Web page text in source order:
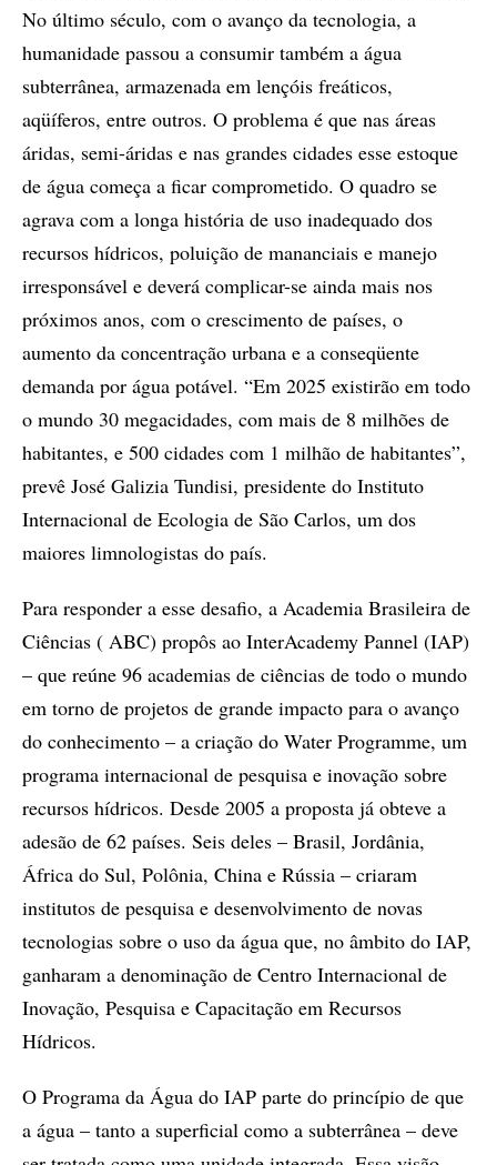
No último século, com o avanço da tecnologia, a
humanidade passou a consumir também a água
subterrânea, armazenada em lençóis freáticos,
aqüíferos, entre outros. O problema é que nas áreas
áridas, semi-áridas e nas grandes cidades esse estoque
de água começa a ficar comprometido. O quadro se
agrava com a longa história de uso inadequado dos
recursos hídricos, poluição de mananciais e manejo
irresponsável e deverá complicar-se ainda mais nos
próximos anos, com o crescimento de países, o
aumento da concentração urbana e a conseqüente
demanda por água potável. “Em 2025 existirão em todo
o mundo 30 megacidades, com mais de 8 milhões de
habitantes, e 500 cidades com 1 milhão de habitantes”,
prevê José Galizia Tundisi, presidente do Instituto
Internacional de Ecologia de São Carlos, um dos
maiores limnologistas do país.
Para responder a esse desafio, a Academia Brasileira de
Ciências ( ABC) propôs ao InterAcademy Pannel (IAP)
– que reúne 96 academias de ciências de todo o mundo
em torno de projetos de grande impacto para o avanço
do conhecimento – a criação do Water Programme, um
programa internacional de pesquisa e inovação sobre
recursos hídricos. Desde 2005 a proposta já obteve a
adesão de 62 países. Seis deles – Brasil, Jordânia,
África do Sul, Polônia, China e Rússia – criaram
institutos de pesquisa e desenvolvimento de novas
tecnologias sobre o uso da água que, no âmbito do IAP,
ganharam a denominação de Centro Internacional de
Inovação, Pesquisa e Capacitação em Recursos
Hídricos.
O Programa da Água do IAP parte do princípio de que
a água – tanto a superficial como a subterrânea – deve